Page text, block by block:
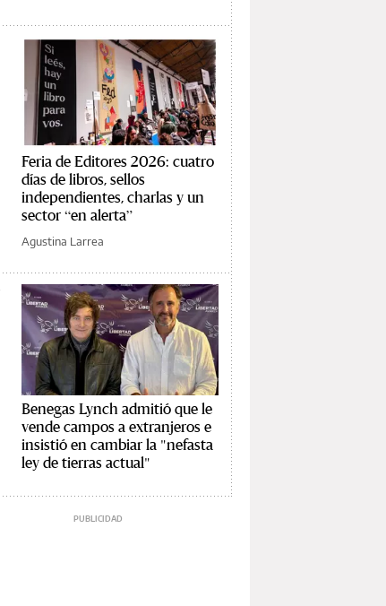
Feria de Editores 2026: cuatro
días de libros, sellos
independientes, charlas y un
sector “en alerta”
Agustina Larrea
Benegas Lynch admitió que le
vende campos a extranjeros e
insistió en cambiar la "nefasta
ley de tierras actual"